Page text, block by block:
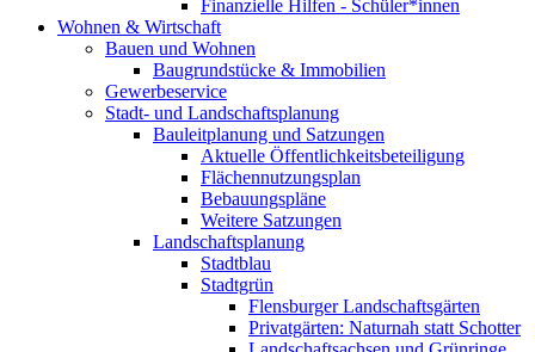
Finanzielle Hilfen - Schüler*innen
Wohnen & Wirtschaft
Bauen und Wohnen
Baugrundstücke & Immobilien
Gewerbeservice
Stadt- und Landschaftsplanung
Bauleitplanung und Satzungen
Aktuelle Öffentlichkeitsbeteiligung
Flächennutzungsplan
Bebauungspläne
Weitere Satzungen
Landschaftsplanung
Stadtblau
Stadtgrün
Flensburger Landschaftsgärten
Privatgärten: Naturnah statt Schotter